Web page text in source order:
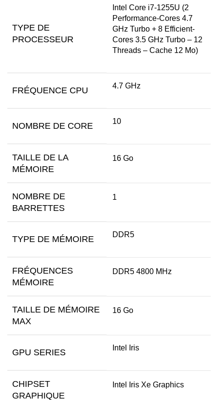
TYPE DE
PROCESSEUR
Intel Core i7-1255U (2
Performance-Cores 4.7
GHz Turbo + 8 Efficient-
Cores 3.5 GHz Turbo – 12
Threads – Cache 12 Mo)
FRÉQUENCE CPU 4.7 GHz
NOMBRE DE CORE 10
TAILLE DE LA
MÉMOIRE
16 Go
NOMBRE DE
BARRETTES
1
TYPE DE MÉMOIRE DDR5
FRÉQUENCES
MÉMOIRE
DDR5 4800 MHz
TAILLE DE MÉMOIRE
MAX
16 Go
GPU SERIES Intel Iris
CHIPSET
GRAPHIQUE
Intel Iris Xe Graphics